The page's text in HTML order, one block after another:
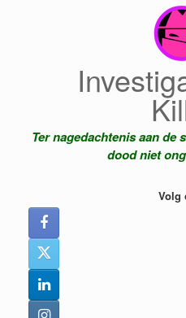
Ter nagedachtenis aan de
dood niet
Volg